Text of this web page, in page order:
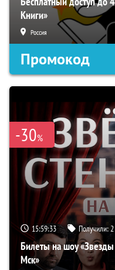
Книги»
Россия
Промокод
-30%
15:59:32 Получили:2
Билеты на шоу
Мск»